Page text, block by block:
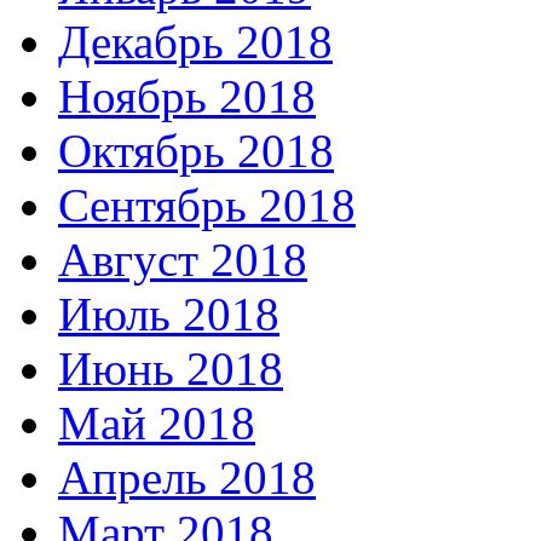
Декабрь 2018
Ноябрь 2018
Октябрь 2018
Сентябрь 2018
Август 2018
Июль 2018
Июнь 2018
Май 2018
Апрель 2018